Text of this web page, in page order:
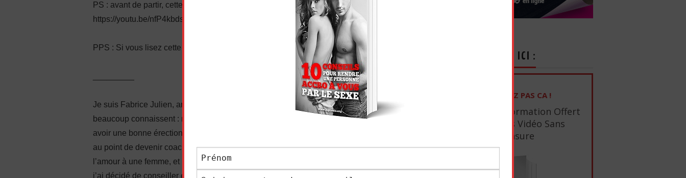
PS : avant de partir, cette autre vidéo pourrait bien vous intéresser
:
https://youtu.be/nfP4kbds-xk
PPS : Si vous lisez cette ligne, écrivez « #teamcyprine » dans les commentaires !
Je suis Fabrice Julien, ancien timide au parcours difficile. J’ai connu les problèmes que
beaucoup connaissent : manque de confiance en soi, éjaculation précoce, difficultés à
avoir une bonne érection, complexes…Je me suis formé pour devenir un bon coup au lit,
au point de devenir coach en sexualité, et d’aider de nombreux hommes à bien faire
l’amour à une femme, et même à faire jouir une fille. Soucieux de satisfaire tout le monde,
j’ai décidé de conseiller également les femmes sur comment bien faire l’amour à un
INSCRIVEZ-VOUS ICI :
NE RATEZ PAS CA !
1 Ebook De Formation Offert
+ 10 Tutos Vidéo Sans
Censure